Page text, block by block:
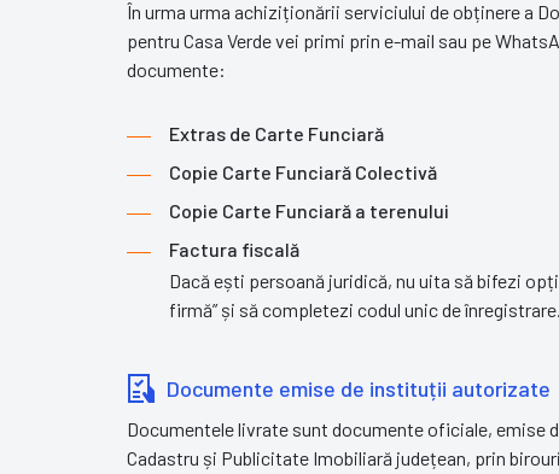
În urma urma achiziționării serviciului de obținere a
pentru Casa Verde vei primi prin e-mail sau pe
documente:
Extras de Carte Funciară
Copie Carte Funciară Colectivă
Copie Carte Funciară a terenului
Factura fiscală
Dacă ești persoană juridică, nu uita să bifezi
firmă” și să completezi codul unic de înregistrare.
Documente emise de instituții autorizate
Documentele livrate sunt documente oficiale, emise
Cadastru și Publicitate Imobiliară județean, prin